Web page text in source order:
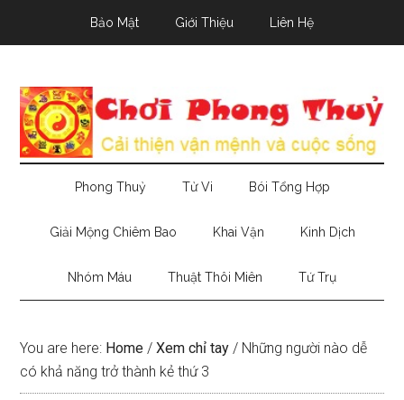
Bảo Mật Giới Thiệu Liên Hệ
Phong Thuỷ Tử Vi Bói Tổng Hợp
Giải Mộng Chiêm Bao Khai Vận Kinh Dịch
Nhóm Máu Thuật Thôi Miên Tứ Trụ
You are here: Home / Xem chỉ tay / Những người nào dễ
có khả năng trở thành kẻ thứ 3